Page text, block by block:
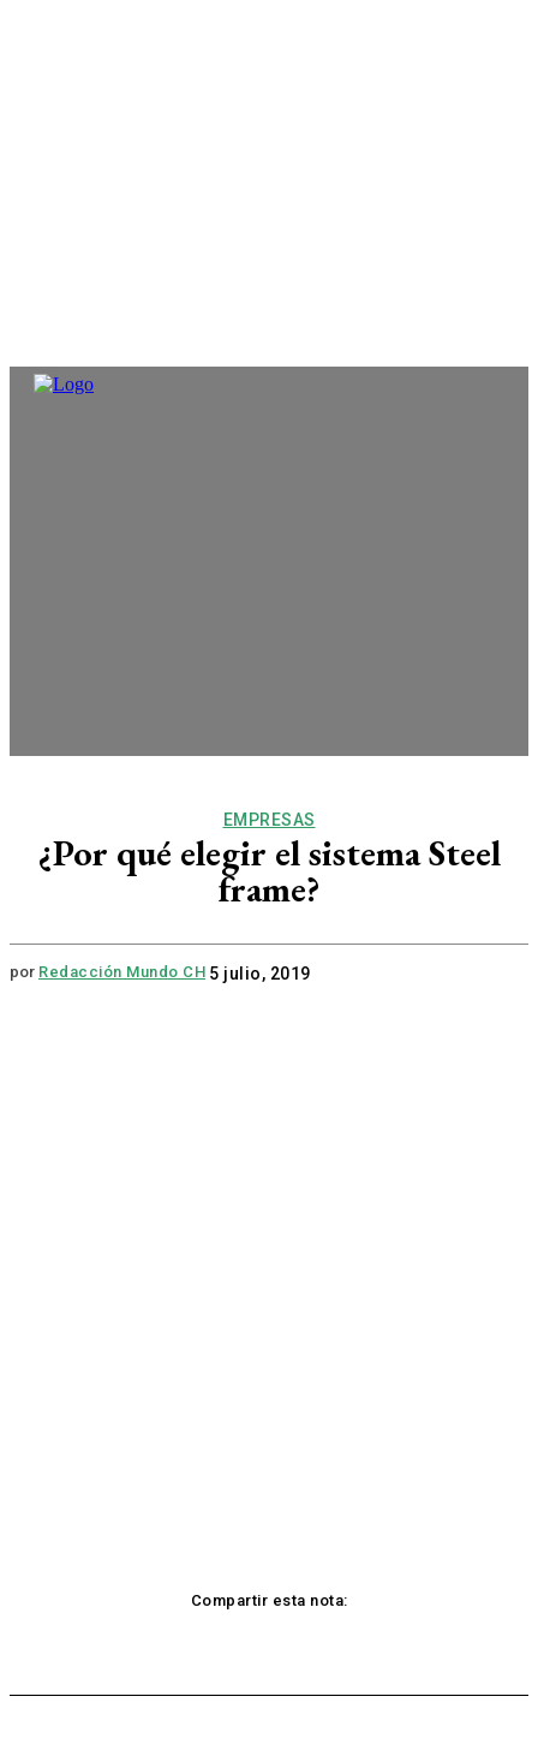
EMPRESAS
¿Por qué elegir el sistema Steel
frame?
por Redacción Mundo CH 5 julio, 2019
Compartir esta nota: